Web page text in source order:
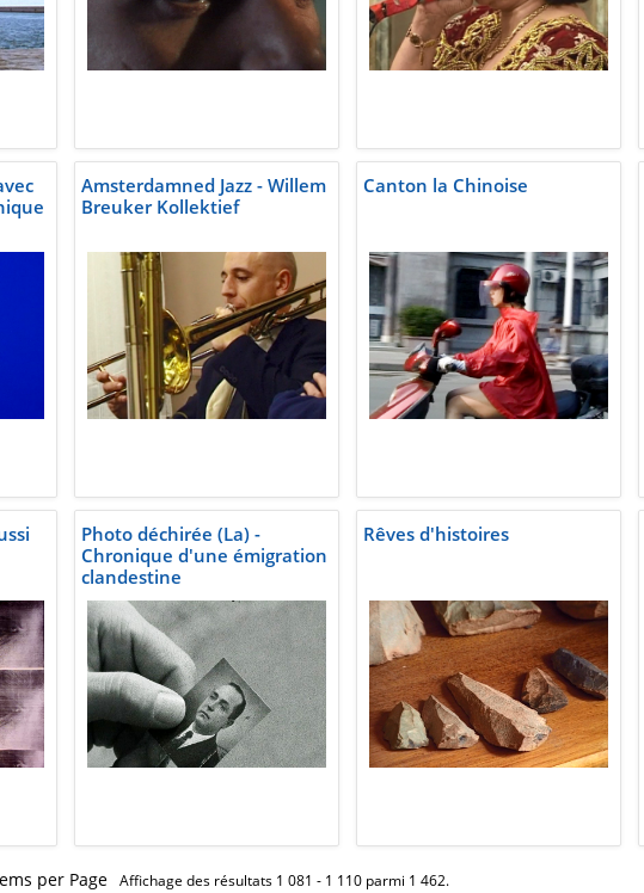
Amsterdamned Jazz - Willem
Breuker Kollektief
Canton la Chinoise
Photo déchirée (La) -
Chronique d'une émigration
clandestine
Rêves d'histoires
per Page Affichage des résultats 1 081 - 1 110 parmi 1 462.